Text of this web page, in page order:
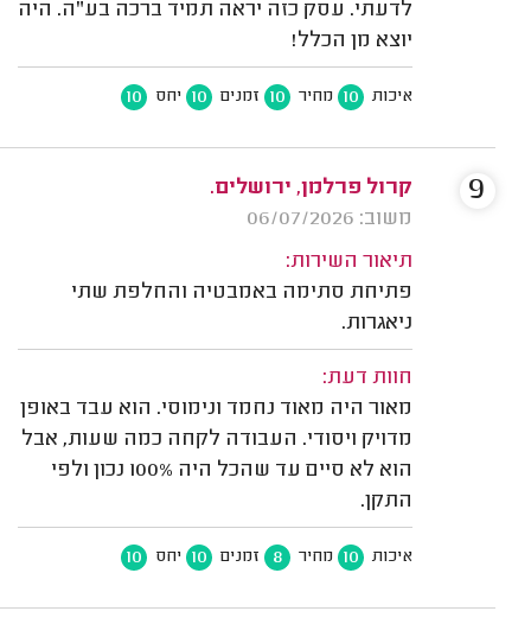
לדעתי. עסק כזה יראה תמיד ברכה בע"ה. היה
יוצא מן הכלל!
איכות 10 מחיר 10 זמנים 10 יחס 10
קרול פרלמן, ירושלים.
משוב: 06/07/2026
תיאור השירות:
פתיחת סתימה באמבטיה והחלפת שתי
ניאגרות.
חוות דעת:
מאור היה מאוד נחמד ונימוסי. הוא עבד באופן
מדויק ויסודי. העבודה לקחה כמה שעות, אבל
הוא לא סיים עד שהכל היה 100% נכון ולפי
התקן.
איכות 10 מחיר 8 זמנים 10 יחס 10
9